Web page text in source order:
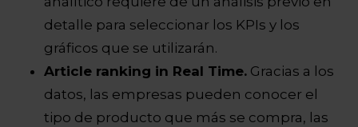
detalle para seleccionar los KPIs y los
gráficos que se utilizarán.
Article ranking in Real Time. Gracias a los
datos, las empresas pueden conocer el
tipo de producto que más se compra, las